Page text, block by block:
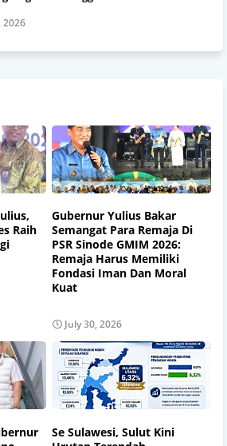
2026
Raih
Gubernur Yulius Bakar
Semangat Para Remaja Di
PSR Sinode GMIM 2026:
Remaja Harus Memiliki
Fondasi Iman Dan Moral
Kuat
July 30, 2026
Se Sulawesi, Sulut Kini